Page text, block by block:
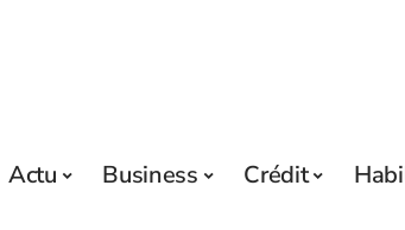
Actu Business Crédit